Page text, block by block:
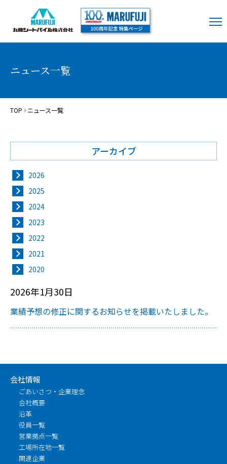
ニュース一覧
TOP ニュース一覧
アーカイブ
2026
2025
2024
2023
2022
2021
2020
2026年1月30日
業績予想の修正に関するお知らせを掲載いたしました。
会社情報
ごあいさつ・企業理念
会社概要
沿革
役員一覧
営業拠点一覧
工場所在地一覧
関連企業